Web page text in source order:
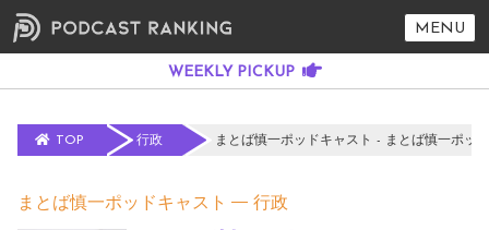
MENU
TOP 行政 まとば慎一ポッドキャスト - まとば慎一ポッ
まとば慎一ポッドキャスト 行政